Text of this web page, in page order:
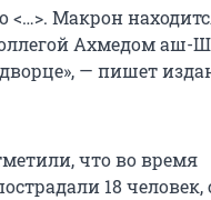
<…>. Макрон
Ахмедом аш-
— пишет
что во время
18 человек,